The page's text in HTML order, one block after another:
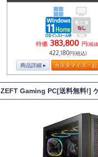
特価 383,800 円(税
422,180円(税込)
商品詳細 カスタマイズ・
ZEFT Gaming PC[送料無料!]